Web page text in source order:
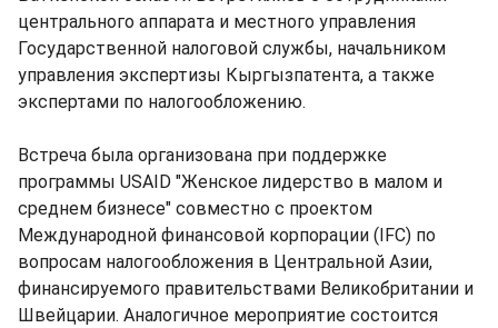
центрального аппарата и местного управления
Государственной налоговой службы, начальником
управления экспертизы Кыргызпатента, а также
экспертами по налогообложению.
Встреча была организована при поддержке
программы USAID "Женское лидерство в малом и
среднем бизнесе" совместно с проектом
Международной финансовой корпорации (IFC) по
вопросам налогообложения в Центральной Азии,
финансируемого правительствами Великобритании и
Швейцарии. Аналогичное мероприятие состоится